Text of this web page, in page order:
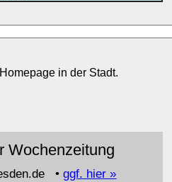
in der Stadt.
Wochenzeitung
•ggf. hier »